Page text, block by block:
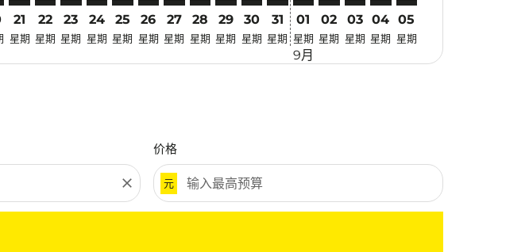
21
星期
22
星期
23
星期
24
星期
25
星期
26
星期
27
星期
28
星期
29
星期
30
星期
31
星期
01
星期
9月
02
星期
03
星期
04
星期
05
星期
close
价格
元